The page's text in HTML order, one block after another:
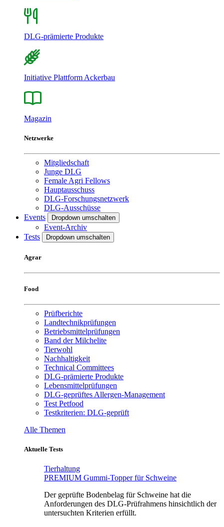
DLG-prämierte Produkte
Initiative Plattform Ackerbau
Magazin
Netzwerke
Mitgliedschaft
Junge DLG
Female Agri Fellows
Hauptausschuss
DLG-Forschungsnetzwerk
DLG-Ausschüsse
Events
Dropdown umschalten
Event-Archiv
Tests
Dropdown umschalten
Agrar
Food
Prüfberichte
Landtechnikprüfungen
Betriebsmittelprüfungen
Band der Milchelite
Tierwohl
Nachhaltigkeit
Technical Committees
DLG-prämierte Produkte
Lebensmittelprüfungen
DLG-geprüftes Allergen-Management
Test Petfood
Testkriterien: DLG-geprüft
Alle Themen
Aktuelle Tests
Tierhaltung
PREMIUM Gummi-Topper für Schweine
Der geprüfte Bodenbelag für Schweine hat die
Anforderungen des DLG-Prüfrahmens hinsichtlich der
untersuchten Kriterien erfüllt.